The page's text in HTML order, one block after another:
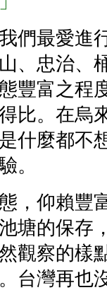
最愛進行
、忠治、
豐富之程
比。在烏
什麼都不
。
仰賴豐富
塘的保存
觀察的樣
台灣再也